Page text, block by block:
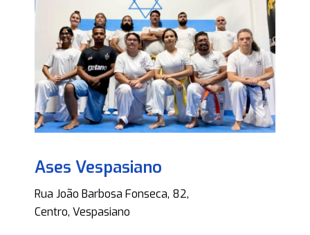
Ases Vespasiano
Rua João Barbosa Fonseca, 82,
Centro, Vespasiano